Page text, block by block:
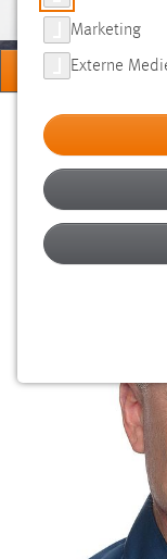
Sie sind hier:
Hochschule
Marketing
Externe
Notwendige
Funktionen
Website
Name: